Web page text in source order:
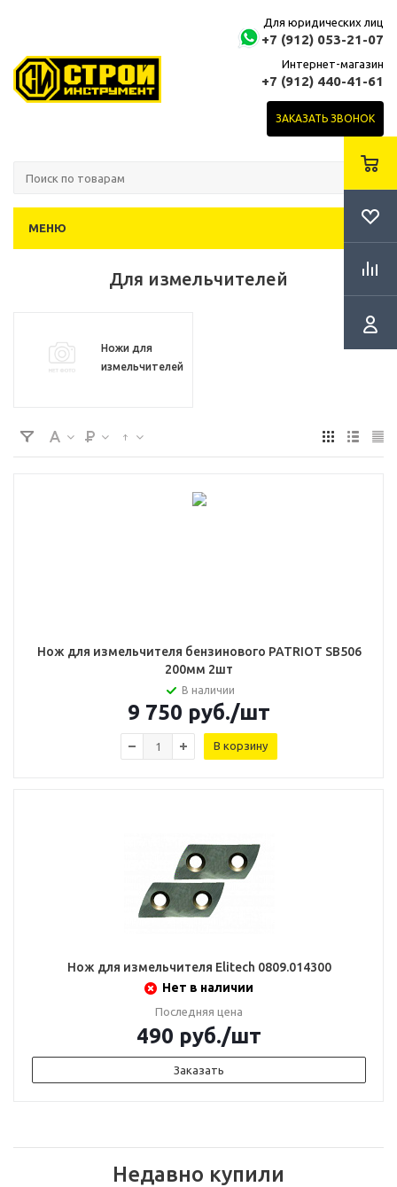
Для юридических лиц
+7 (912) 053-21-07
Интернет-магазин
+7 (912) 440-41-61
ЗАКАЗАТЬ ЗВОНОК
МЕНЮ
Для измельчителей
Ножи для
измельчителей
Нож для измельчителя бензинового PATRIOT SB506
200мм 2шт
В наличии
9 750 руб./шт
В корзину
Нож для измельчителя Elitech 0809.014300
Нет в наличии
Последняя цена
490 руб./шт
Заказать
Недавно купили